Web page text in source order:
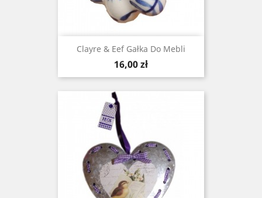
Clayre & Eef Gałka Do Mebli
Cena
16,00 zł